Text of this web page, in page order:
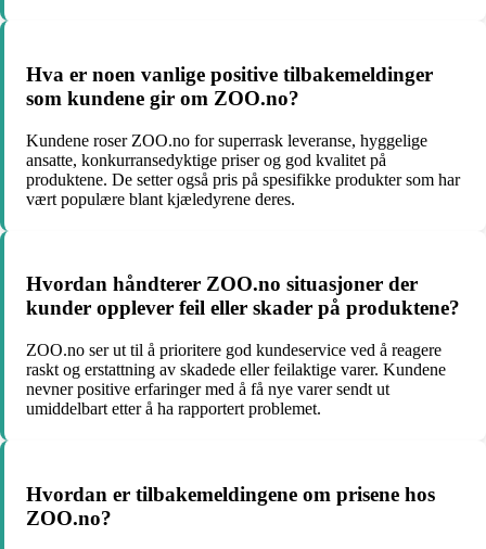
Hva er noen vanlige positive tilbakemeldinger
som kundene gir om ZOO.no?
Kundene roser ZOO.no for superrask leveranse, hyggelige
ansatte, konkurransedyktige priser og god kvalitet på
produktene. De setter også pris på spesifikke produkter som har
vært populære blant kjæledyrene deres.
Hvordan håndterer ZOO.no situasjoner der
kunder opplever feil eller skader på produktene?
ZOO.no ser ut til å prioritere god kundeservice ved å reagere
raskt og erstattning av skadede eller feilaktige varer. Kundene
nevner positive erfaringer med å få nye varer sendt ut
umiddelbart etter å ha rapportert problemet.
Hvordan er tilbakemeldingene om prisene hos
ZOO.no?